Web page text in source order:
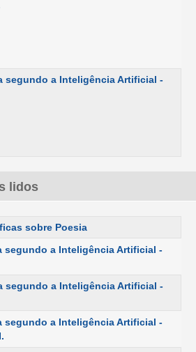
segundo a Inteligência Artificial -
lidos
sobre Poesia
segundo a Inteligência Artificial -
segundo a Inteligência Artificial -
segundo a Inteligência Artificial -